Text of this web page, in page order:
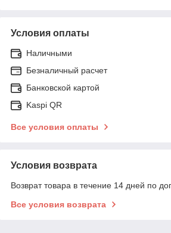
Условия оплаты
Наличными
Безналичный расчет
Банковской картой
Kaspi QR
Все условия оплаты
Условия возврата
Возврат товара в течение 14 дней по
Все условия возврата